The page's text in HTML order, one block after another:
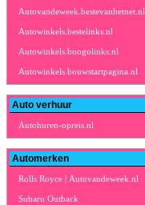
Autovandeweek.bestevanhetnet.nl
Autowinkels.bestelinks.nl
Autowinkels.boogolinks.nl
Autowinkels.bouwstartpagina.nl
Auto verhuur
Autohuren-opreis.nl
Automerken
Rolls Royce | Autovandeweek.nl
Subaru Outback